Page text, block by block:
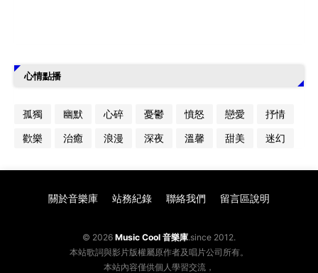
心情點播
孤獨 幽默 心碎 憂鬱 憤怒 戀愛
抒情
歡樂
治癒 浪漫 深夜 溫馨 甜美 迷幻
© 2026 Music Cool 音樂庫.since 2012.
本站歌詞與影片版權屬原作者及唱片公司所有。
本站內容僅供個人學習交流，
關於音樂庫 站務紀錄 聯絡我們 留言區說明